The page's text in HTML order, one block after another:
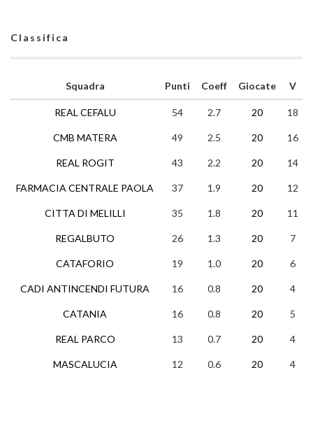
Classifica
Squadra
REAL CEFALU
CMB MATERA
REAL ROGIT
FARMACIA CENTRALE PAOLA
CITTA DI MELILLI
REGALBUTO
CATAFORIO
CADI ANTINCENDI FUTURA
CATANIA
REAL PARCO
MASCALUCIA
Punti Coeff Giocate V
54 2.7 20 18
49 2.5 20 16
43 2.2 20 14
37 1.9 20 12
35 1.8 20 11
26 1.3 20 7
19 1.0 20 6
16 0.8 20 4
16 0.8 20 5
13 0.7 20 4
12 0.6 20 4